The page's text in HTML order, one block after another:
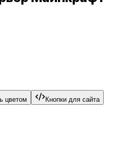
цветом Кнопки для сайта